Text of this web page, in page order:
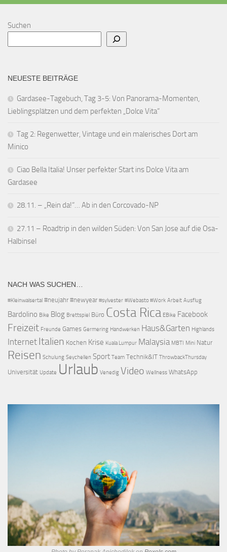
Suchen
NEUESTE BEITRÄGE
Gardasee-Tagebuch, Tag 3-5: Von Panorama-Momenten,
Lieblingsplätzen und dem perfekten „Dolce Vita“
Tag 2: Regenwetter, Vintage und ein malerisches Dort am
Minico
Ciao Bella Italia! Unser perfekter Start ins Dolce Vita am
Gardasee
28.11. – „Rein da!“… Ab in den Corcovado-NP
27.11 – Roadtrip in den wilden Süden: Von San Jose auf die Osa-
Halbinsel
NACH WAS SUCHEN…
#Kleinwalsertal #neujahr #newyear #sylvester #Webasto #Work Arbeit Ausflug
Bardolino Bike Blog Brettspiel Büro Costa Rica EBike Facebook
Freizeit Freunde Games Germering Handwerken Haus&Garten Highlands
Internet Italien Kochen Krise Kuala Lumpur Malaysia MBTI Mini Natur
Reisen Schulung Seychellen Sport Team Technik&IT ThrowbackThursday
Universität Update Urlaub Venedig Video Wellness WhatsApp